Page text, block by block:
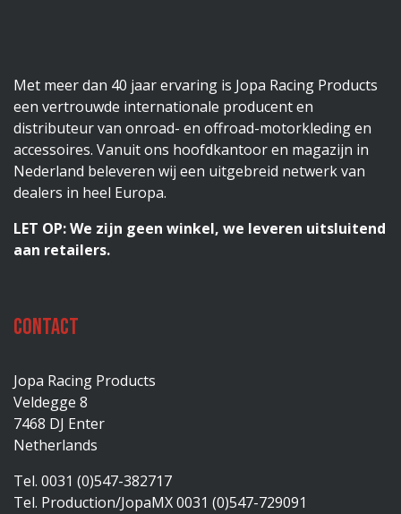
Met meer dan 40 jaar ervaring is Jopa Racing Products
een vertrouwde internationale producent en
distributeur van onroad- en offroad-motorkleding en
accessoires. Vanuit ons hoofdkantoor en magazijn in
Nederland beleveren wij een uitgebreid netwerk van
dealers in heel Europa.
LET OP: We zijn geen winkel, we leveren uitsluitend
aan retailers.
Contact
Jopa Racing Products
Veldegge 8
7468 DJ Enter
Netherlands
Tel. 0031 (0)547-382717
Tel. Production/JopaMX 0031 (0)547-729091